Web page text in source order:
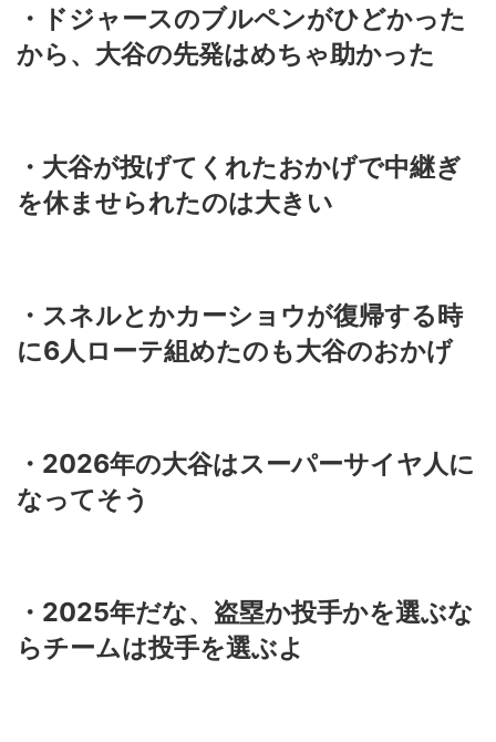
・ドジャースのブルペンがひどかった
から、大谷の先発はめちゃ助かった
・大谷が投げてくれたおかげで中継ぎ
を休ませられたのは大きい
・スネルとかカーショウが復帰する時
に6人ローテ組めたのも大谷のおかげ
・2026年の大谷はスーパーサイヤ人に
なってそう
・2025年だな、盗塁か投手かを選ぶな
らチームは投手を選ぶよ